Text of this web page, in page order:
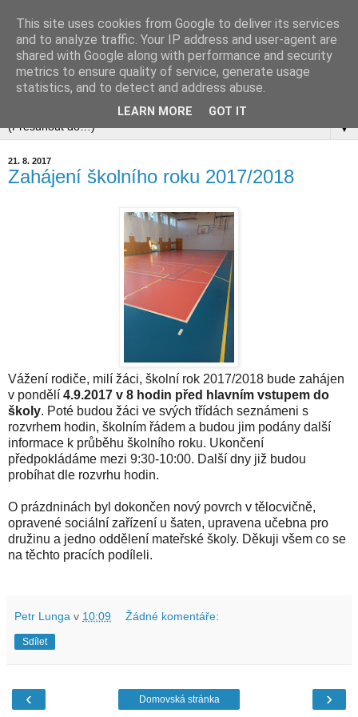
▼
21. 8. 2017
Zahájení školního roku 2017/2018
Vážení rodiče, milí žáci, školní rok 2017/2018 bude zahájen
v pondělí 4.9.2017 v 8 hodin před hlavním vstupem do
školy. Poté budou žáci ve svých třídách seznámeni s
rozvrhem hodin, školním řádem a budou jim podány další
informace k průběhu školního roku. Ukončení
předpokládáme mezi 9:30-10:00. Další dny již budou
probíhat dle rozvrhu hodin.
O prázdninách byl dokončen nový povrch v tělocvičně,
opravené sociální zařízení u šaten, upravena učebna pro
družinu a jedno oddělení mateřské školy. Děkuji všem co se
na těchto pracích podíleli.
Petr Lunga v 10:09 Žádné komentáře:
Sdílet
‹ ›
Domovská stránka
This site uses cookies from Google to deliver its services
and to analyze traffic. Your IP address and user-agent are
shared with Google along with performance and security
metrics to ensure quality of service, generate usage
statistics, and to detect and address abuse.
LEARN MORE GOT IT